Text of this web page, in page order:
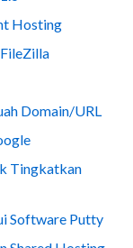
Hosting
Domain/URL
Tingkatkan
Software Putty